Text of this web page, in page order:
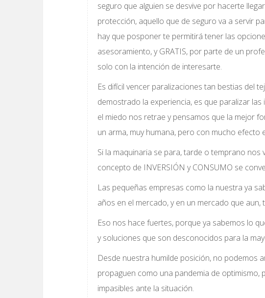
seguro que alguien se desvive por hacerte
protección, aquello que de seguro va a servir
hay que posponer te permitirá tener las
asesoramiento, y GRATIS, por parte de un
solo con la intención de interesarte.
Es difícil vencer paralizaciones tan bestias del
demostrado la experiencia, es que paralizar
el miedo nos retrae y pensamos que la mejor
un arma, muy humana, pero con mucho efecto
Si la maquinaria se para, tarde o temprano nos
concepto de INVERSIÓN y CONSUMO se
Las pequeñas empresas como la nuestra ya
años en el mercado, y en un mercado que
Eso nos hace fuertes, porque ya sabemos lo
y soluciones que son desconocidos para la
Desde nuestra humilde posición, no podemos
propaguen como una pandemia de
impasibles ante la situación.